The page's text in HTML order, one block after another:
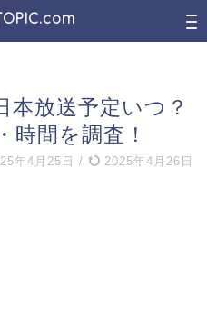
本放送予定いつ？
時間を調査！
年4月25日 / 2025年4月26日